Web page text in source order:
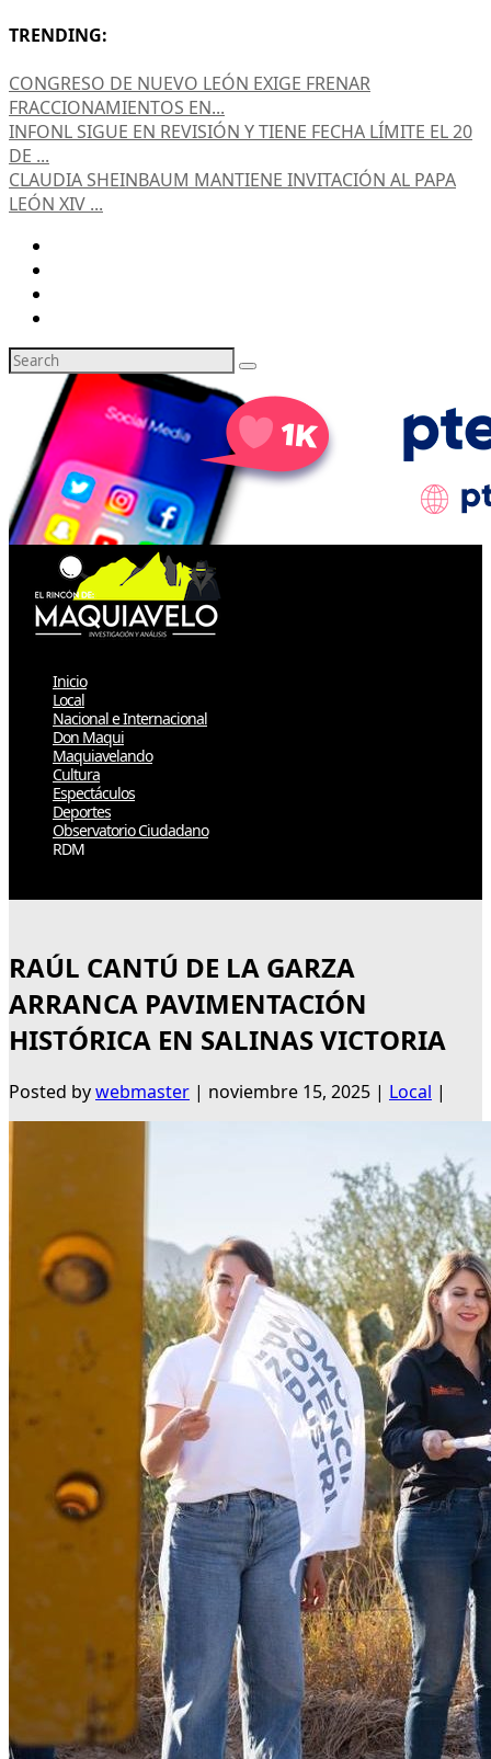
TRENDING:
CONGRESO DE NUEVO LEÓN EXIGE FRENAR
FRACCIONAMIENTOS EN...
INFONL SIGUE EN REVISIÓN Y TIENE FECHA LÍMITE EL 20
DE ...
CLAUDIA SHEINBAUM MANTIENE INVITACIÓN AL PAPA
LEÓN XIV ...
Inicio
Local
Nacional e Internacional
Don Maqui
Maquiavelando
Cultura
Espectáculos
Deportes
Observatorio Ciudadano
RDM
RAÚL CANTÚ DE LA GARZA
ARRANCA PAVIMENTACIÓN
HISTÓRICA EN SALINAS VICTORIA
Posted bywebmaster | noviembre 15, 2025 | Local |